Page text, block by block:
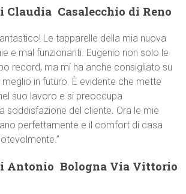
Claudia  Casalecchio di Reno
Le tapparelle della mia nuova
e mal funzionanti. Eugenio non solo le
record, ma mi ha anche consigliato su
in futuro. È evidente che mette
suo lavoro e si preoccupa
soddisfazione del cliente. Ora le mie
perfettamente e il comfort di casa
Antonio  Bologna Via Vittorio